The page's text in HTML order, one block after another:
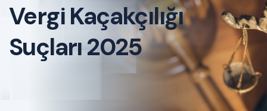
Vergi Kaçakçılığı
Suçları 2025